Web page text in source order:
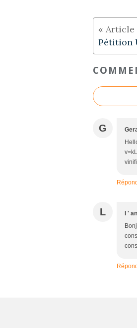
G
L l '